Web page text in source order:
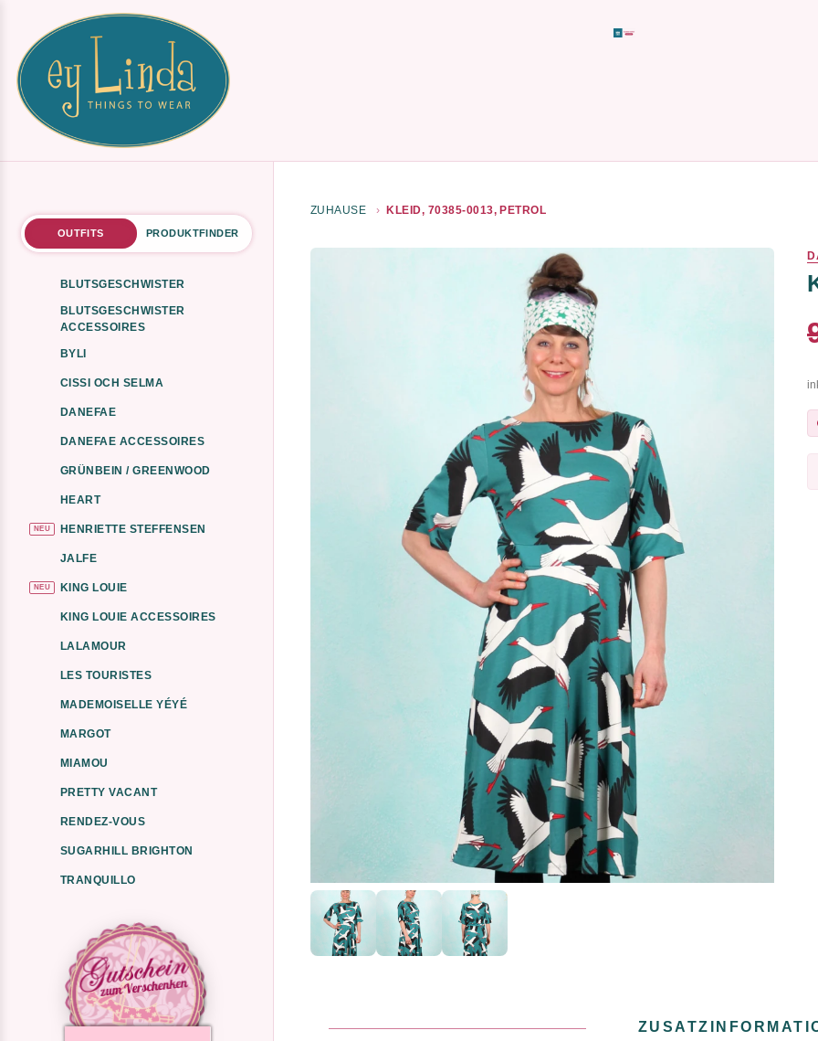
OUTFITS PRODUKTFINDER
BLUTSGESCHWISTER
BLUTSGESCHWISTER
ACCESSOIRES
BYLI
CISSI OCH SELMA
DANEFAE
DANEFAE ACCESSOIRES
GRÜNBEIN / GREENWOOD
HEART
NEU HENRIETTE STEFFENSEN
JALFE
NEU KING LOUIE
KING LOUIE ACCESSOIRES
LALAMOUR
LES TOURISTES
MADEMOISELLE YÉYÉ
MARGOT
MIAMOU
PRETTY VACANT
RENDEZ-VOUS
SUGARHILL BRIGHTON
TRANQUILLO
ZUHAUSE KLEID, 70385-0013, PETROL